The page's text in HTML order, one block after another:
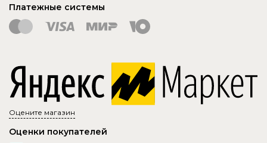
Платежные системы
Оцените магазин
Оценки покупателей